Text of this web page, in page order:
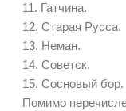
11. Гатчина.
12. Старая Русса.
13. Неман.
14. Советск.
15. Сосновый бор.
Помимо